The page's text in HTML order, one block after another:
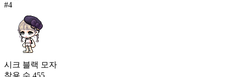
#4
시크 블랙 모자